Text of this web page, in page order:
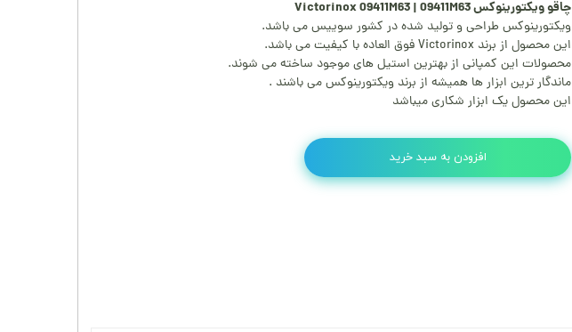
چاقو ویکتورینوکس Victorinox 09411M63 | 09411M63
ویکتورینوکس طراحی و تولید شده در کشور سوییس می باشد.
این محصول از برند Victorinox فوق العاده با کیفیت می باشد.
محصولات این کمپانی از بهترین استیل های موجود ساخته می شوند.
ماندگار ترین ابزار ها همیشه از برند ویکتورینوکس می باشند .
این محصول یک ابزار شکاری میباشد
افزودن به سبد خرید